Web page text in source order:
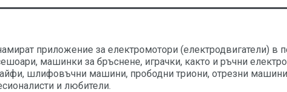
приложение за електромотори (електродвигатели) в
машинки за бръснене, играчки, както и ръчни
шлифовъчни машини, прободни триони, отрезни машини,
и любители.